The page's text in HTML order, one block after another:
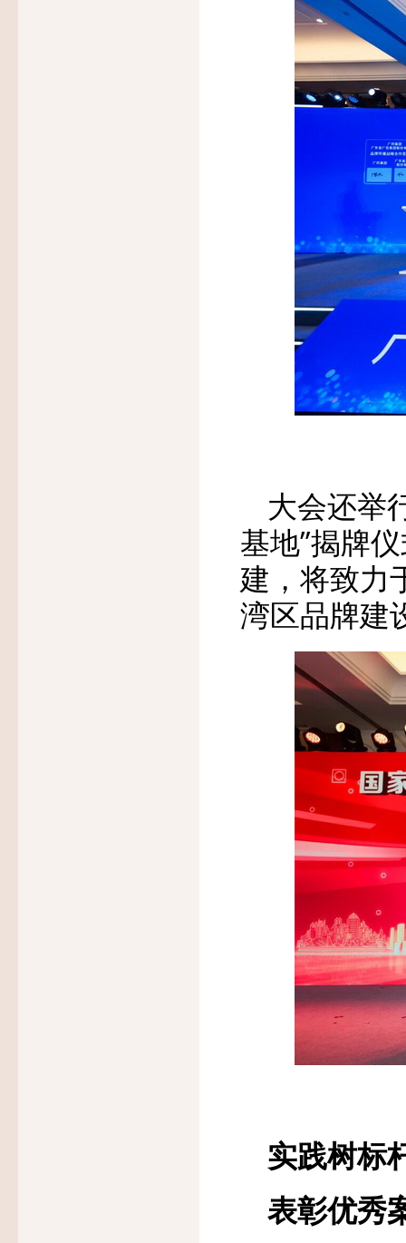
大会还举
基地”揭牌
建，将致力
湾区品牌建
实践树标
表彰优秀